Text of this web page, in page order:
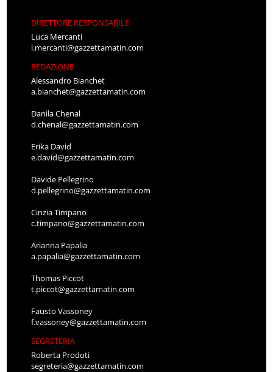
DIRETTORE RESPONSABILE
Luca Mercanti
l.mercanti@gazzettamatin.com
REDAZIONE
Alessandro Bianchet
a.bianchet@gazzettamatin.com
Danila Chenal
d.chenal@gazzettamatin.com
Erika David
e.david@gazzettamatin.com
Davide Pellegrino
d.pellegrino@gazzettamatin.com
Cinzia Timpano
c.timpano@gazzettamatin.com
Arianna Papalia
a.papalia@gazzettamatin.com
Thomas Piccot
t.piccot@gazzettamatin.com
Fausto Vassoney
f.vassoney@gazzettamatin.com
SEGRETERIA
Roberta Prodoti
segreteria@gazzettamatin.com